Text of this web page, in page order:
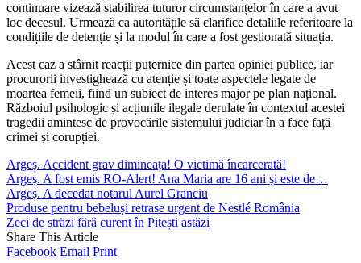
continuare vizează stabilirea tuturor circumstanțelor în care a avut
loc decesul. Urmează ca autoritățile să clarifice detaliile referitoare la
condițiile de detenție și la modul în care a fost gestionată situația.
Acest caz a stârnit reacții puternice din partea opiniei publice, iar
procurorii investighează cu atenție și toate aspectele legate de
moartea femeii, fiind un subiect de interes major pe plan național.
Războiul psihologic și acțiunile ilegale derulate în contextul acestei
tragedii amintesc de provocările sistemului judiciar în a face față
crimei și corupției.
Argeș. Accident grav dimineața! O victimă încarcerată!
Argeș. A fost emis RO-Alert! Ana Maria are 16 ani și este de…
Argeș. A decedat notarul Aurel Granciu
Produse pentru bebeluși retrase urgent de Nestlé România
Zeci de străzi fără curent în Pitești astăzi
Share This Article
Facebook Email Print